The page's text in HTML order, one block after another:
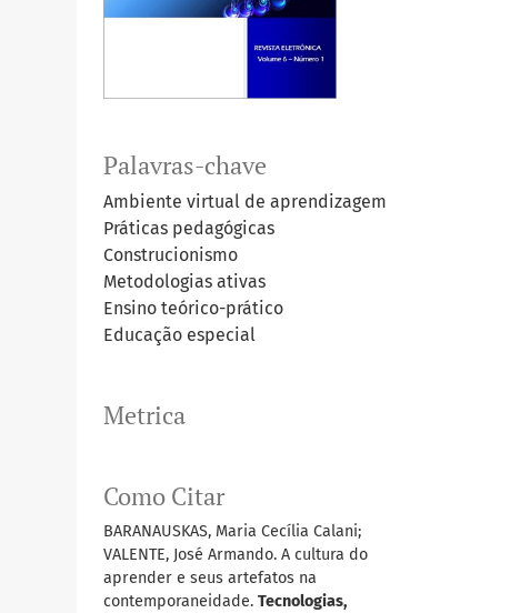
Palavras-chave
Ambiente virtual de aprendizagem
Práticas pedagógicas
Construcionismo
Metodologias ativas
Ensino teórico-prático
Educação especial
Metrica
Como Citar
BARANAUSKAS, Maria Cecília Calani;
VALENTE, José Armando. A cultura do
aprender e seus artefatos na
contemporaneidade. Tecnologias,